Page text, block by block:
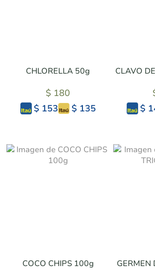
CHLORELLA 50g
$ 180
$ 153
$ 135
CLAVO
$
COCO CHIPS 100g GERMEN